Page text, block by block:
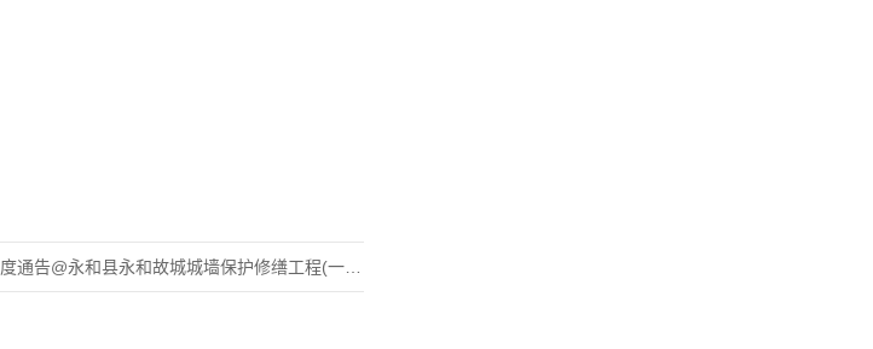
通告@永和县永和故城城墙保护修缮工程(一期)监理